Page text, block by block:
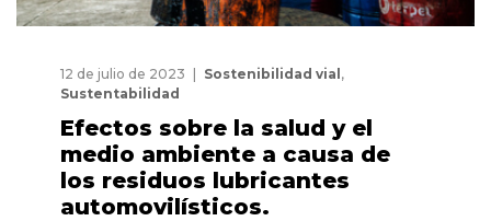
12 de julio de 2023 Sostenibilidad vial,
Sustentabilidad
Efectos sobre la salud y el
medio ambiente a causa de
los residuos lubricantes
automovilísticos.